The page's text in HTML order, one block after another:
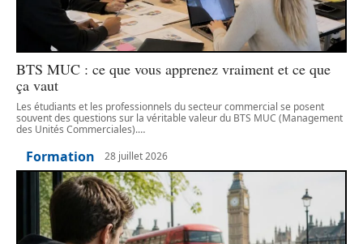
BTS MUC : ce que vous apprenez vraiment et ce que
ça vaut
Les étudiants et les professionnels du secteur commercial se posent
souvent des questions sur la véritable valeur du BTS MUC (Management
des Unités Commerciales).…
Formation 28 juillet 2026